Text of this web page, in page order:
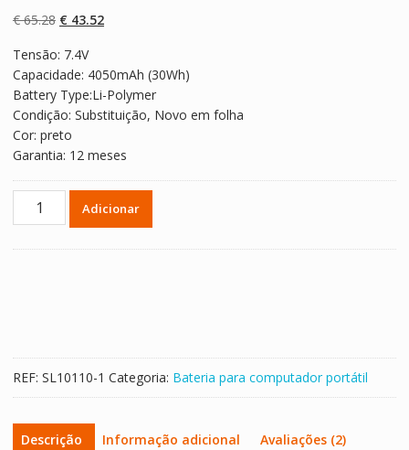
com base em
classificaçõe
€65.28 O
original
era:
€ 65.28.
€43.52O
é:
€ 43.52.
Tensão: 7.4V
Capacidade: 4050mAh (30Wh)
Battery Type:Li-Polymer
Condição: Substituição, Novo em folha
Cor: preto
Garantia: 12 meses
Quantidade
Adicionar
REF: SL10110-1 Categoria: Bateria para computador portátil
Descrição Informação adicional Avaliações (2)